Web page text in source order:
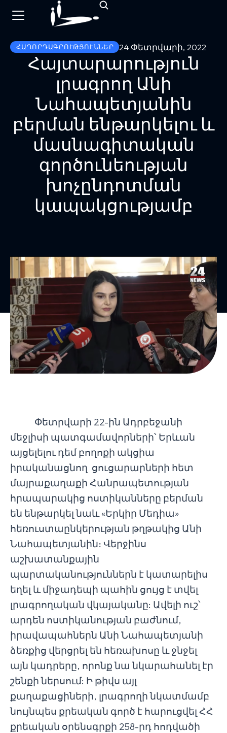
ՀԱՂՈՐԴԱԳՐՈՒԹՅՈՒՆՆԵՐ 24 Փետրվարի, 2022
Հայտարարություն
լրագրող Անի
Նահապետյանին
բերման ենթարկելու և
մասնագիտական
գործունեության
խոչընդոտման
կապակցությամբ
Փետրվարի 22-ին Ադրբեջանի
մեջլիսի պատգամավորների՝ Երևան
այցելելու դեմ բողոքի ակցիա
իրականացնող ցուցարարների հետ
մայրաքաղաքի Հանրապետության
հրապարակից ոստիկանները բերման
են ենթարկել նաև «Երկիր Մեդիա»
հեռուստաընկերության թղթակից Անի
Նահապետյանին։ Վերջինս
աշխատանքային
պարտականություններն է կատարելիս
եղել և միջադեպի պահին ցույց է տվել
լրագրողական վկայականը: Ավելի ուշ՝
արդեն ոստիկանության բաժնում,
իրավապահներն Անի Նահապետյանի
ձեռքից վերցրել են հեռախոսը և ջնջել
այն կադրերը, որոնք նա նկարահանել էր
շենքի ներսում: Ի թիվս այլ
քաղաքացիների, լրագրողի նկատմամբ
նույնպես քրեական գործ է հարուցվել ՀՀ
քրեական օրենսգրքի 258-րդ հոդվածի